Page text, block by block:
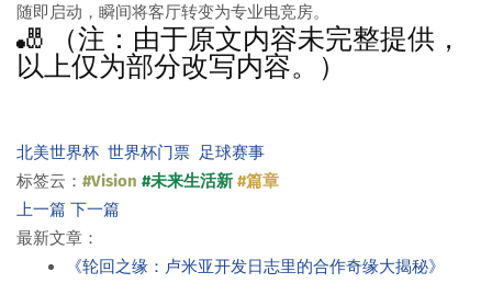
随即启动，瞬间将客厅转变为专业电竞房。
🎳 （注：由于原文内容未完整提供，
以上仅为部分改写内容。）
北美世界杯 世界杯门票 足球赛事
标签云： #Vision #未来生活新 #篇章
上一篇 下一篇
最新文章：
《轮回之缘：卢米亚开发日志里的合作奇缘大揭秘》